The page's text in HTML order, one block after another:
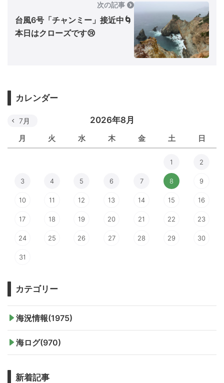
次の記事
台風6号「チャンミー」接近中🌀
本日はクローズです😢
カレンダー
2026年8月
月 火 水 木 金 土 日
7月
1 2
3 4 5 6 7 8 9
10 11 12 13 14 15 16
17 18 19 20 21 22 23
24 25 26 27 28 29 30
31
カテゴリー
海況情報(1975)
海ログ(970)
新着記事